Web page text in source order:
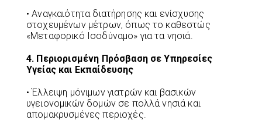
• Αναγκαιότητα διατήρησης και ενίσχυσης
στοχευμένων μέτρων, όπως το καθεστώς
«Μεταφορικό Ισοδύναμο» για τα νησιά.
4. Περιορισμένη Πρόσβαση σε Υπηρεσίες
Υγείας και Εκπαίδευσης
• Έλλειψη μόνιμων γιατρών και βασικών
υγειονομικών δομών σε πολλά νησιά και
απομακρυσμένες περιοχές.